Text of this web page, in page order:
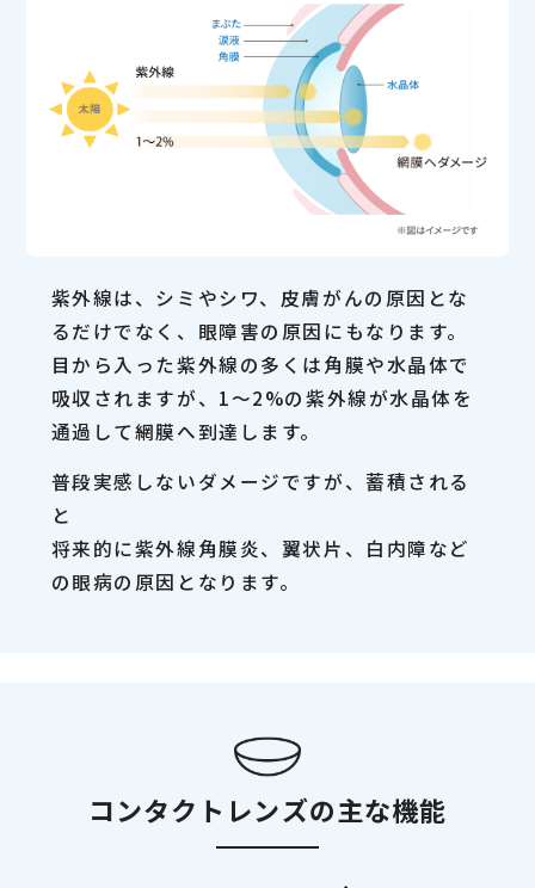
紫外線は、シミやシワ、皮膚がんの原因とな
るだけでなく、眼障害の原因にもなります。
目から入った紫外線の多くは角膜や水晶体で
吸収されますが、1〜2%の紫外線が水晶体を
通過して網膜へ到達します。
普段実感しないダメージですが、蓄積される
と
将来的に紫外線角膜炎、翼状片、白内障など
の眼病の原因となります。
コンタクトレンズの主な機能